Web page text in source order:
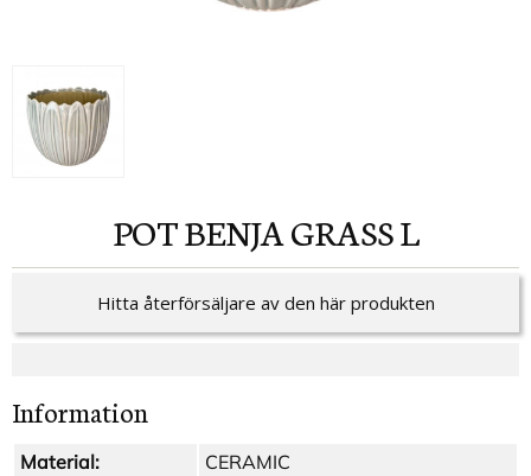
POT BENJA GRASS L
Hitta återförsäljare av den här produkten
Information
Material:
CERAMIC